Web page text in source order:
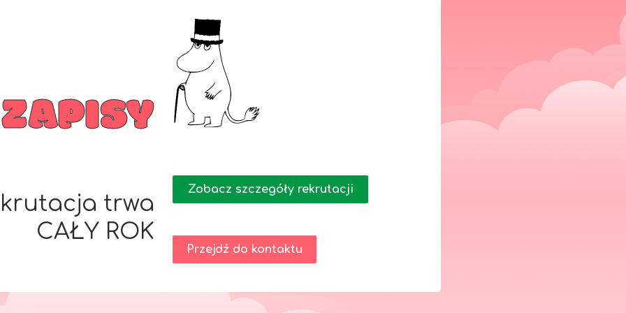
ZAPISY
trwa
CAŁY ROK
Zobacz szczegóły rekrutacji
Przejdź do kontaktu